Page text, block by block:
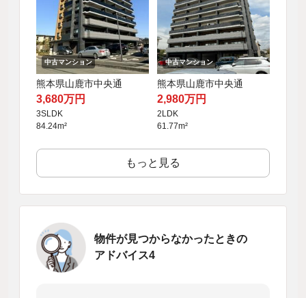
中古マンション
熊本県山鹿市中央通
3,680万円
3SLDK
84.24m²
中古マンション
熊本県山鹿市中央通
2,980万円
2LDK
61.77m²
もっと見る
物件が見つからなかったときの
アドバイス4